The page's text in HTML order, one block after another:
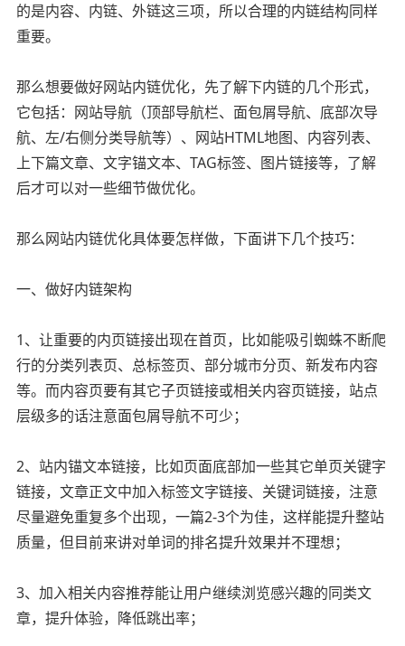
的是内容、内链、外链这三项，所以合理的内链结构同样
重要。
那么想要做好网站内链优化，先了解下内链的几个形式，
它包括：网站导航（顶部导航栏、面包屑导航、底部次导
航、左/右侧分类导航等）、网站HTML地图、内容列表、
上下篇文章、文字锚文本、TAG标签、图片链接等，了解
后才可以对一些细节做优化。
那么网站内链优化具体要怎样做，下面讲下几个技巧：
一、做好内链架构
1、让重要的内页链接出现在首页，比如能吸引蜘蛛不断爬
行的分类列表页、总标签页、部分城市分页、新发布内容
等。而内容页要有其它子页链接或相关内容页链接，站点
层级多的话注意面包屑导航不可少；
2、站内锚文本链接，比如页面底部加一些其它单页关键字
链接，文章正文中加入标签文字链接、关键词链接，注意
尽量避免重复多个出现，一篇2-3个为佳，这样能提升整站
质量，但目前来讲对单词的排名提升效果并不理想；
3、加入相关内容推荐能让用户继续浏览感兴趣的同类文
章，提升体验，降低跳出率；